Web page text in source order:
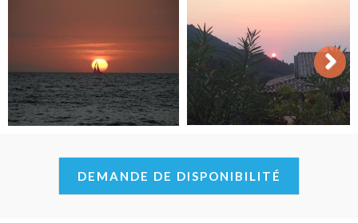
Next
DEMANDE DE DISPONIBILITÉ